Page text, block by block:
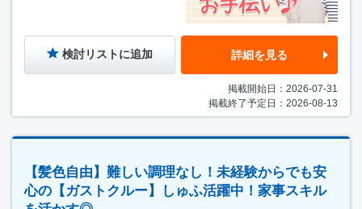
検討リストに追加 詳細を見る
掲載開始日：2026-07-31
掲載終了予定日：2026-08-13
【髪色自由】難しい調理なし！未経験からでも安
心の【ガストクルー】しゅふ活躍中！家事スキル